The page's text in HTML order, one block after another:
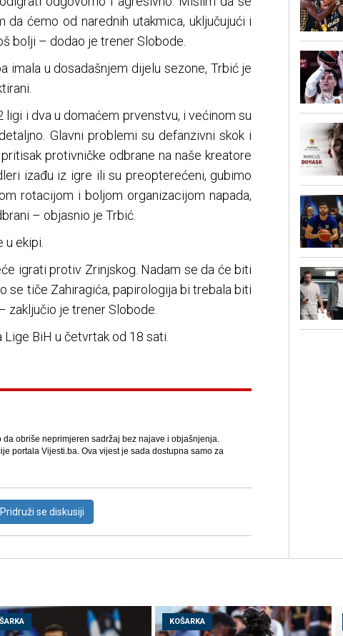
ćemo od narednih utakmica, uključujući i
bolji – dodao je trener Slobode.
imala u dosadašnjem dijelu sezone, Trbić je
i dva u domaćem prvenstvu, i većinom su
Glavni problemi su defanzivni skok i
protivničke odbrane na naše kreatore
izađu iz igre ili su preopterećeni, gubimo
rotacijom i boljom organizacijom napada,
– objasnio je Trbić.
u ekipi.
igrati protiv Zrinjskog. Nadam se da će biti
se tiče Zahiragića, papirologija bi trebala biti
zaključio je trener Slobode.
Lige BiH u četvrtak od 18 sati.
obriše neprimjeren sadržaj bez najave i objašnjenja.
portala Vijesti.ba. Ova vijest je sada dostupna samo za
Pridruži se diskusiji
KOŠARKA